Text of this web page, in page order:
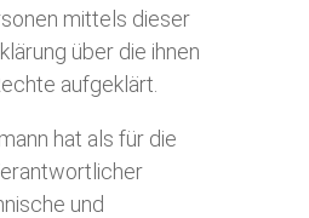
mittels dieser
über die ihnen
aufgeklärt.
hat als für die
und